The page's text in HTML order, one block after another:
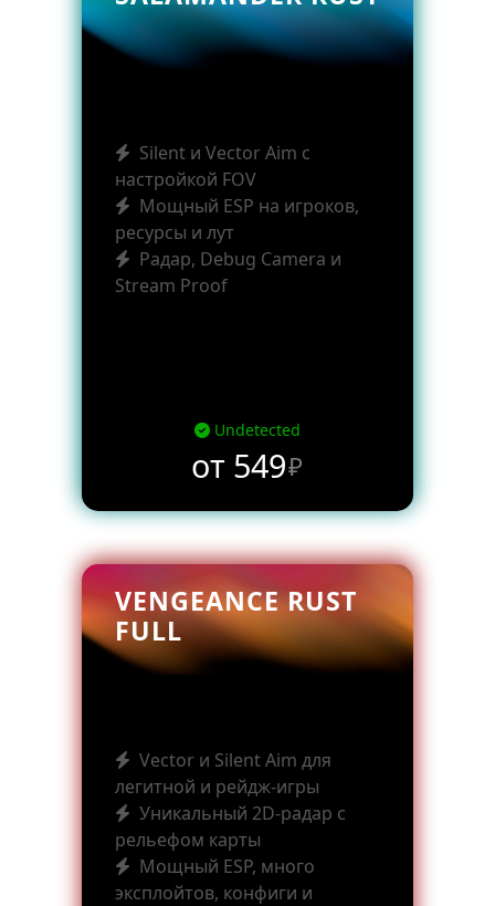
Silent и Vector Aim с
настройкой FOV
Мощный ESP на игроков,
ресурсы и лут
Радар, Debug Camera и
Stream Proof
Undetected
от 549₽
VENGEANCE RUST
FULL
Vector и Silent Aim для
легитной и рейдж-игры
Уникальный 2D-радар с
рельефом карты
Мощный ESP, много
эксплойтов, конфиги и